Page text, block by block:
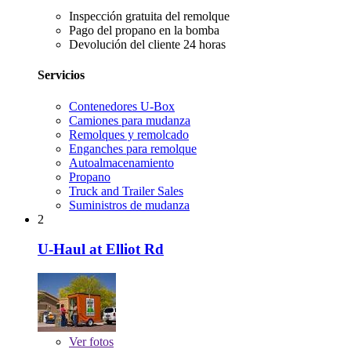
Inspección gratuita del remolque
Pago del propano en la bomba
Devolución del cliente 24 horas
Servicios
Contenedores U-Box
Camiones para mudanza
Remolques y remolcado
Enganches para remolque
Autoalmacenamiento
Propano
Truck and Trailer Sales
Suministros de mudanza
2
U-Haul at Elliot Rd
Verfotos